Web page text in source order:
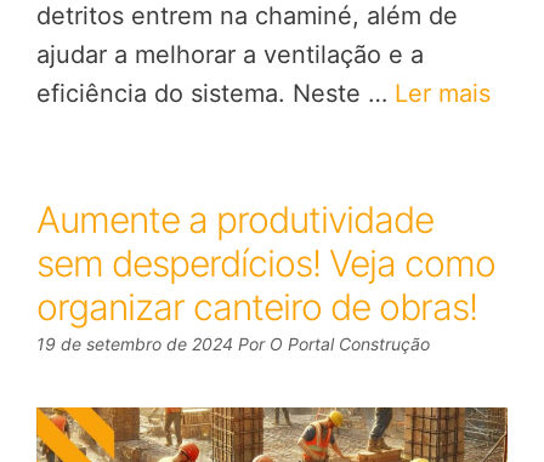
detritos entrem na chaminé, além de
ajudar a melhorar a ventilação e a
eficiência do sistema. Neste … Ler mais
Aumente a produtividade
sem desperdícios! Veja como
organizar canteiro de obras!
19 de setembro de 2024 Por O Portal Construção